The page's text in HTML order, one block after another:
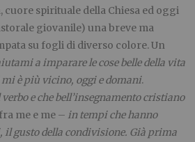
cuore spirituale della Chiesa ed oggi
giovanile) una breve ma
su fogli di diverso colore. Un
a imparare le cose belle della vita
è più vicino, oggi e domani.
verbo e che bell’insegnamento cristiano
me e me – in tempi che hanno
il gusto della condivisione. Già prima